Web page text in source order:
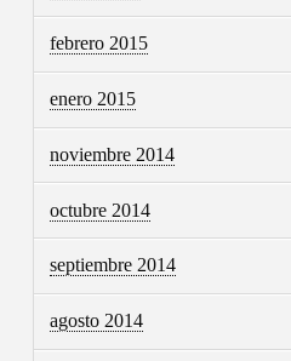
febrero 2015
enero 2015
noviembre 2014
octubre 2014
septiembre 2014
agosto 2014